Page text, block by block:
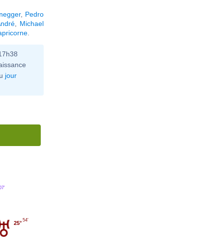
, Pedro
, Michael
jour
25° 54'